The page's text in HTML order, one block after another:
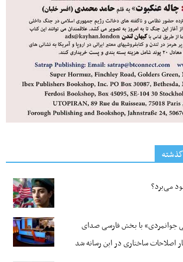
می‌برد؟
جوانمردی» با بخش فارسی صدای
اصلاحات ساختاری در این رسانه شد